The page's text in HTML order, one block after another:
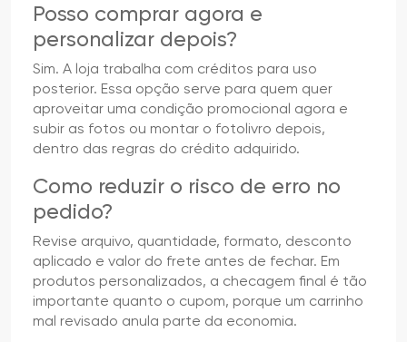
Posso comprar agora e
personalizar depois?
Sim. A loja trabalha com créditos para uso
posterior. Essa opção serve para quem quer
aproveitar uma condição promocional agora e
subir as fotos ou montar o fotolivro depois,
dentro das regras do crédito adquirido.
Como reduzir o risco de erro no
pedido?
Revise arquivo, quantidade, formato, desconto
aplicado e valor do frete antes de fechar. Em
produtos personalizados, a checagem final é tão
importante quanto o cupom, porque um carrinho
mal revisado anula parte da economia.